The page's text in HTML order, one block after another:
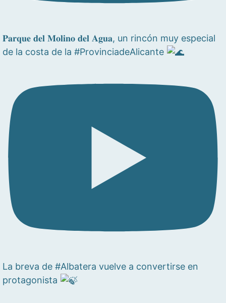
𝐏𝐚𝐫𝐪𝐮𝐞 𝐝𝐞𝐥 𝐌𝐨𝐥𝐢𝐧𝐨 𝐝𝐞𝐥 𝐀𝐠𝐮𝐚, un rincón muy especial
de la costa de la #ProvinciadeAlicante
La breva de #Albatera vuelve a convertirse en
protagonista